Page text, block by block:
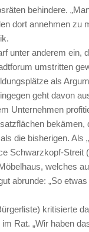
behindere.
dort annehmen zu
unter anderem ein,
umstritten
als
geht davon
Unternehmen
bekämen,
die bisherigen. Als
Schwarzkopf-Streit
welches
abrunde: „So
kritisierte
Rat. „Wir haben